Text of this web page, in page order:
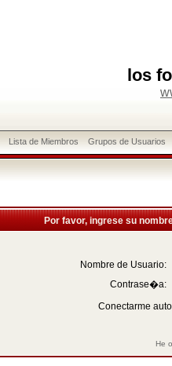
los
Lista de Miembros Grupos de Usuarios
Por favor, ingrese su
Nombre de Usuario:
Contrase�a:
Conectarme
He